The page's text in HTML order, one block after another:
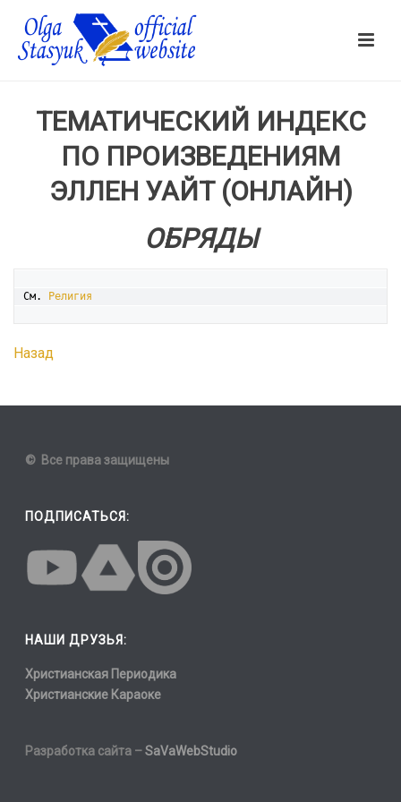
ТЕМАТИЧЕСКИЙ ИНДЕКС
ПО ПРОИЗВЕДЕНИЯМ
ЭЛЛЕН УАЙТ (ОНЛАЙН)
ОБРЯДЫ
См. Религия
Назад
© Все права защищены
ПОДПИСАТЬСЯ:
НАШИ ДРУЗЬЯ:
Христианская Периодика
Христианские Караоке
Разработка сайта –SaVaWebStudio